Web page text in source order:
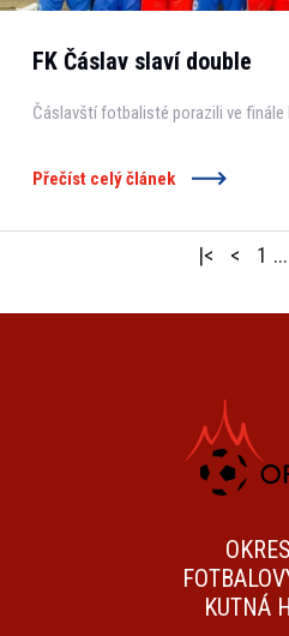
FK Čáslav slaví double
Čáslavští fotbalisté porazili ve finále
Přečíst celý článek
|< < 1 ...
KUTNÁ